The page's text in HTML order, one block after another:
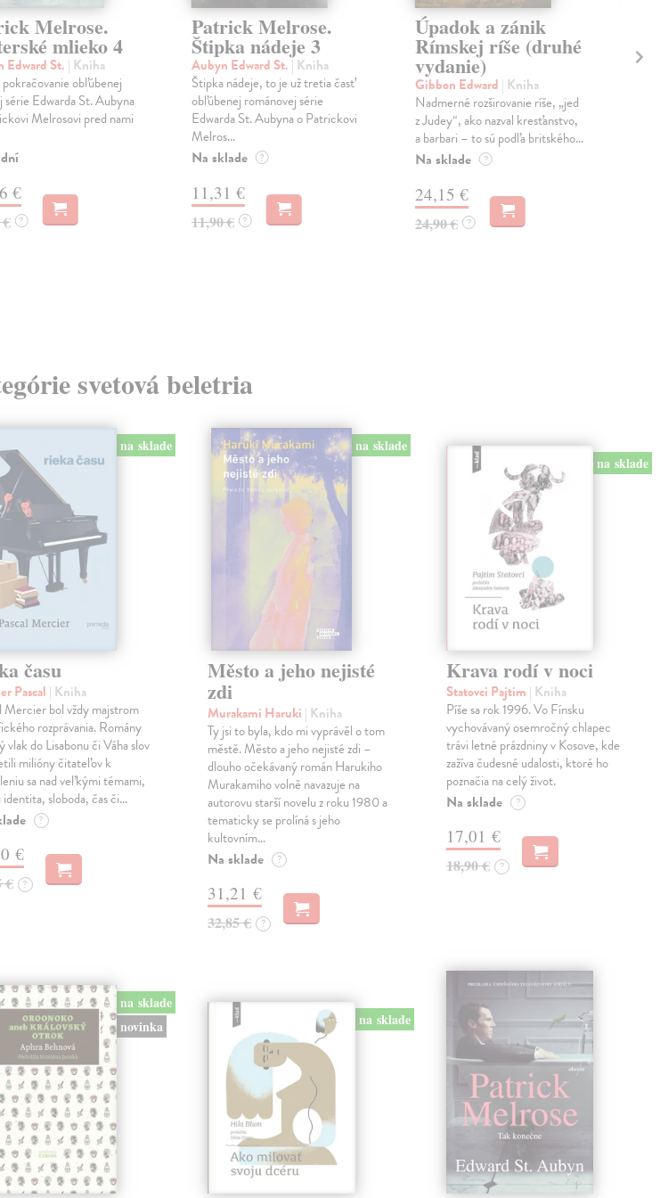
Melrose.
mlieko 4
Edward St. | Kniha
obľúbenej
série Edwarda St. Aubyna
Melrosovi pred nami
€
?
Patrick Melrose.
Štipka nádeje 3
Aubyn Edward St. | Kniha
Štipka nádeje, to je už tretia časť
obľúbenej románovej série
Edwarda St. Aubyna o Patrickovi
Melros...
Na sklade ?
11,31 €
11,90 € ?
Úpadok a zánik
Rímskej ríše (druhé
vydanie)
Gibbon Edward | Kniha
Nadmerné rozširovanie ríše, „jed
z Judey“, ako nazval kresťanstvo,
a barbari – to sú podľa britského...
Na sklade ?
24,15 €
24,90 € ?
svetová beletria
na sklade
času
Pascal | Kniha
Mercier bol vždy majstrom
rozprávania. Romány
vlak do Lisabonu či Váha slov
milióny čitateľov k
sa nad veľkými témami,
identita, sloboda, čas či…
?
€
€ ?
na sklade
Město a jeho nejisté
zdi
Murakami Haruki | Kniha
Ty jsi to byla, kdo mi vyprávěl o tom
městě. Město a jeho nejisté zdi –
dlouho očekávaný román Harukiho
Murakamiho volně navazuje na
autorovu starší novelu z roku 1980 a
tematicky se prolíná s jeho
kultovním…
Na sklade ?
31,21 €
32,85 € ?
na sklade
Krava rodí v noci
Statovci Pajtim | Kniha
Píše sa rok 1996. Vo Fínsku
vychovávaný osemročný chlapec
trávi letné prázdniny v Kosove, kde
zažíva čudesné udalosti, ktoré ho
poznačia na celý život.
Na sklade ?
17,01 €
18,90 € ?
na sklade
novinka
na sklade